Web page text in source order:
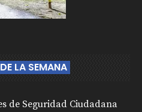
LA SEMANA
de Seguridad Ciudadana